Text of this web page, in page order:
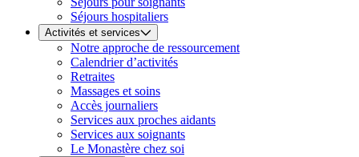
Séjours hospitaliers
Activités et services
Notre approche de ressourcement
Calendrier d’activités
Retraites
Massages et soins
Accès journaliers
Services aux proches aidants
Services aux soignants
Le Monastère chez soi